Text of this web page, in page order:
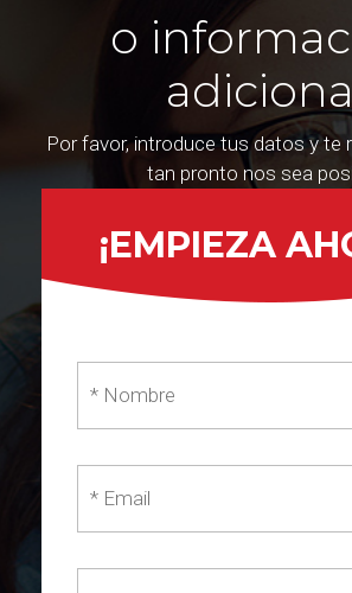
o
Por favor, introduce tus datos y te
tan pronto nos sea
¡EMPIEZA